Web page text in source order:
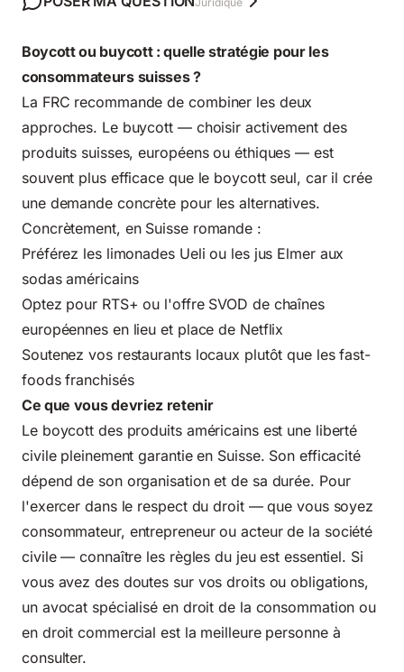
Boycott ou buycott : quelle stratégie pour les
consommateurs suisses ?
La FRC recommande de combiner les deux
approches. Le buycott — choisir activement des
produits suisses, européens ou éthiques — est
souvent plus efficace que le boycott seul, car il crée
une demande concrète pour les alternatives.
Concrètement, en Suisse romande :
Préférez les limonades Ueli ou les jus Elmer aux
sodas américains
Optez pour RTS+ ou l'offre SVOD de chaînes
européennes en lieu et place de Netflix
Soutenez vos restaurants locaux plutôt que les fast-
foods franchisés
Ce que vous devriez retenir
Le boycott des produits américains est une liberté
civile pleinement garantie en Suisse. Son efficacité
dépend de son organisation et de sa durée. Pour
l'exercer dans le respect du droit — que vous soyez
consommateur, entrepreneur ou acteur de la société
civile — connaître les règles du jeu est essentiel. Si
vous avez des doutes sur vos droits ou obligations,
un avocat spécialisé en droit de la consommation ou
en droit commercial est la meilleure personne à
consulter.